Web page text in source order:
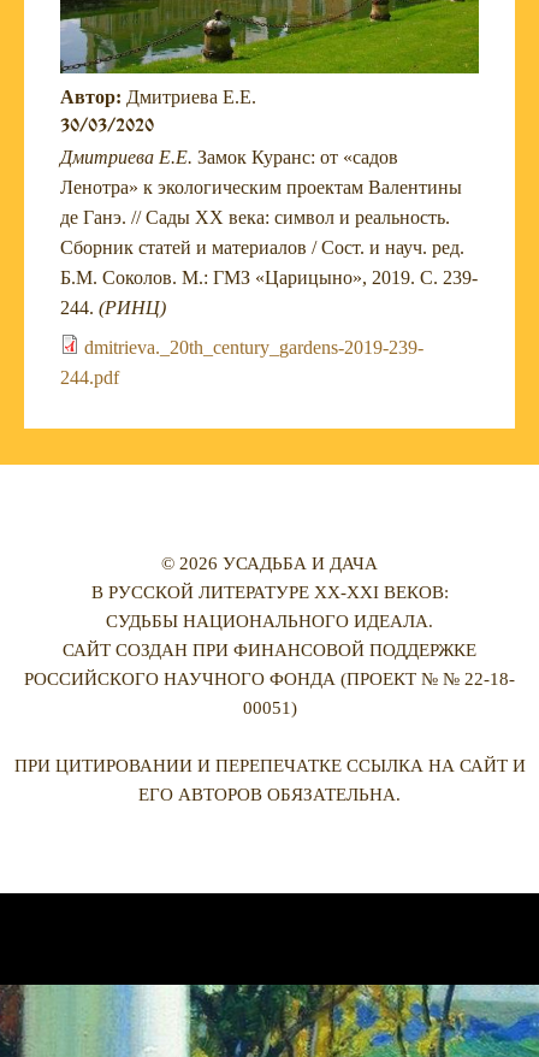
Автор: Дмитриева Е.Е.
30/03/2020
Дмитриева Е.Е. Замок Куранс: от «садов
Ленотра» к экологическим проектам Валентины
де Ганэ. // Сады ХХ века: символ и реальность.
Сборник статей и материалов / Сост. и науч. ред.
Б.М. Соколов. М.: ГМЗ «Царицыно», 2019. С. 239-
244. (РИНЦ)
dmitrieva._20th_century_gardens-2019-239-
244.pdf
© 2026 УСАДЬБА И ДАЧА
В РУССКОЙ ЛИТЕРАТУРЕ XX-XXI ВЕКОВ:
СУДЬБЫ НАЦИОНАЛЬНОГО ИДЕАЛА.
САЙТ СОЗДАН ПРИ ФИНАНСОВОЙ ПОДДЕРЖКЕ
РОССИЙСКОГО НАУЧНОГО ФОНДА (ПРОЕКТ № № 22-18-
00051)
ПРИ ЦИТИРОВАНИИ И ПЕРЕПЕЧАТКЕ ССЫЛКА НА САЙТ И
ЕГО АВТОРОВ ОБЯЗАТЕЛЬНА.